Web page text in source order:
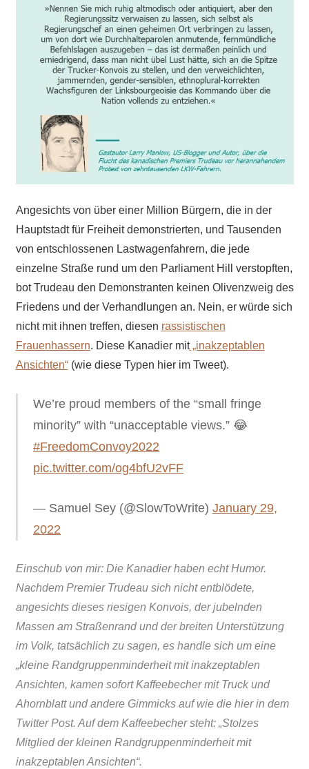
Angesichts von über einer Million Bürgern, die in der
Hauptstadt für Freiheit demonstrierten, und Tausenden
von entschlossenen Lastwagenfahrern, die jede
einzelne Straße rund um den Parliament Hill verstopften,
bot Trudeau den Demonstranten keinen Olivenzweig des
Friedens und der Verhandlungen an. Nein, er würde sich
nicht mit ihnen treffen, diesen rassistischen
Frauenhassern. Diese Kanadier mit„inakzeptablen
Ansichten“(wie diese Typen hier im Tweet).
We’re proud members of the “small fringe
minority” with “unacceptable views.” 😂
#FreedomConvoy2022
pic.twitter.com/og4bfU2vFF
— Samuel Sey (@SlowToWrite) January 29,
2022
Einschub von mir: Die Kanadier haben echt Humor.
Nachdem Premier Trudeau sich nicht entblödete,
angesichts dieses riesigen Konvois, der jubelnden
Massen am Straßenrand und der breiten Unterstützung
im Volk, tatsächlich zu sagen, es handle sich um eine
„kleine Randgruppenminderheit mit inakzeptablen
Ansichten, kamen sofort Kaffeebecher mit Truck und
Ahornblatt und andere Gimmicks auf wie die hier in dem
Twitter Post. Auf dem Kaffeebecher steht: „Stolzes
Mitglied der kleinen Randgruppenminderheit mit
inakzeptablen Ansichten“.